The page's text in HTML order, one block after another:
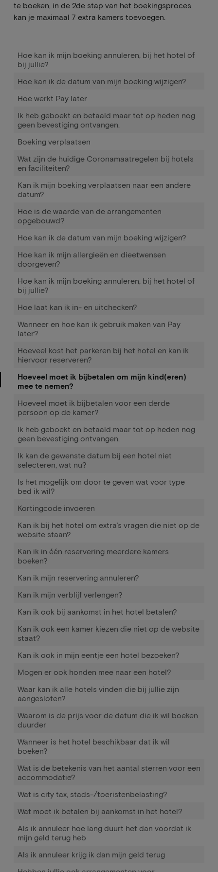
Hoe kan ik mijn boeking annuleren, bij het hotel of
bij jullie?
Hoe kan ik de datum van mijn boeking wijzigen?
Hoe werkt Pay later
Ik heb geboekt en betaald maar tot op heden nog
geen bevestiging ontvangen.
Boeking verplaatsen
Wat zijn de huidige Coronamaatregelen bij hotels
en faciliteiten?
Kan ik mijn boeking verplaatsen naar een andere
datum?
Hoe is de waarde van de arrangementen
opgebouwd?
Hoe kan ik de datum van mijn boeking wijzigen?
Hoe kan ik mijn allergieën en dieetwensen
doorgeven?
Hoe kan ik mijn boeking annuleren, bij het hotel of
bij jullie?
Hoe laat kan ik in- en uitchecken?
Wanneer en hoe kan ik gebruik maken van Pay
later?
Hoeveel kost het parkeren bij het hotel en kan ik
hiervoor reserveren?
Hoeveel moet ik bijbetalen om mijn kind(eren)
mee te nemen?
Hoeveel moet ik bijbetalen voor een derde
persoon op de kamer?
Ik heb geboekt en betaald maar tot op heden nog
geen bevestiging ontvangen.
Ik kan de gewenste datum bij een hotel niet
selecteren, wat nu?
Is het mogelijk om door te geven wat voor type
bed ik wil?
Kortingcode invoeren
Kan ik bij het hotel om extra’s vragen die niet op de
website staan?
Kan ik in één reservering meerdere kamers
boeken?
Kan ik mijn reservering annuleren?
Kan ik mijn verblijf verlengen?
Kan ik ook bij aankomst in het hotel betalen?
Kan ik ook een kamer kiezen die niet op de website
staat?
Kan ik ook in mijn eentje een hotel bezoeken?
Mogen er ook honden mee naar een hotel?
Waar kan ik alle hotels vinden die bij jullie zijn
aangesloten?
Waarom is de prijs voor de datum die ik wil boeken
duurder
Wanneer is het hotel beschikbaar dat ik wil
boeken?
Wat is de betekenis van het aantal sterren voor een
accommodatie?
Wat is city tax, stads-/toeristenbelasting?
Wat moet ik betalen bij aankomst in het hotel?
Als ik annuleer hoe lang duurt het dan voordat ik
mijn geld terug heb
Als ik annuleer krijg ik dan mijn geld terug
te boeken, in de 2de stap van het boekingsproces
kan je maximaal 7 extra kamers toevoegen.